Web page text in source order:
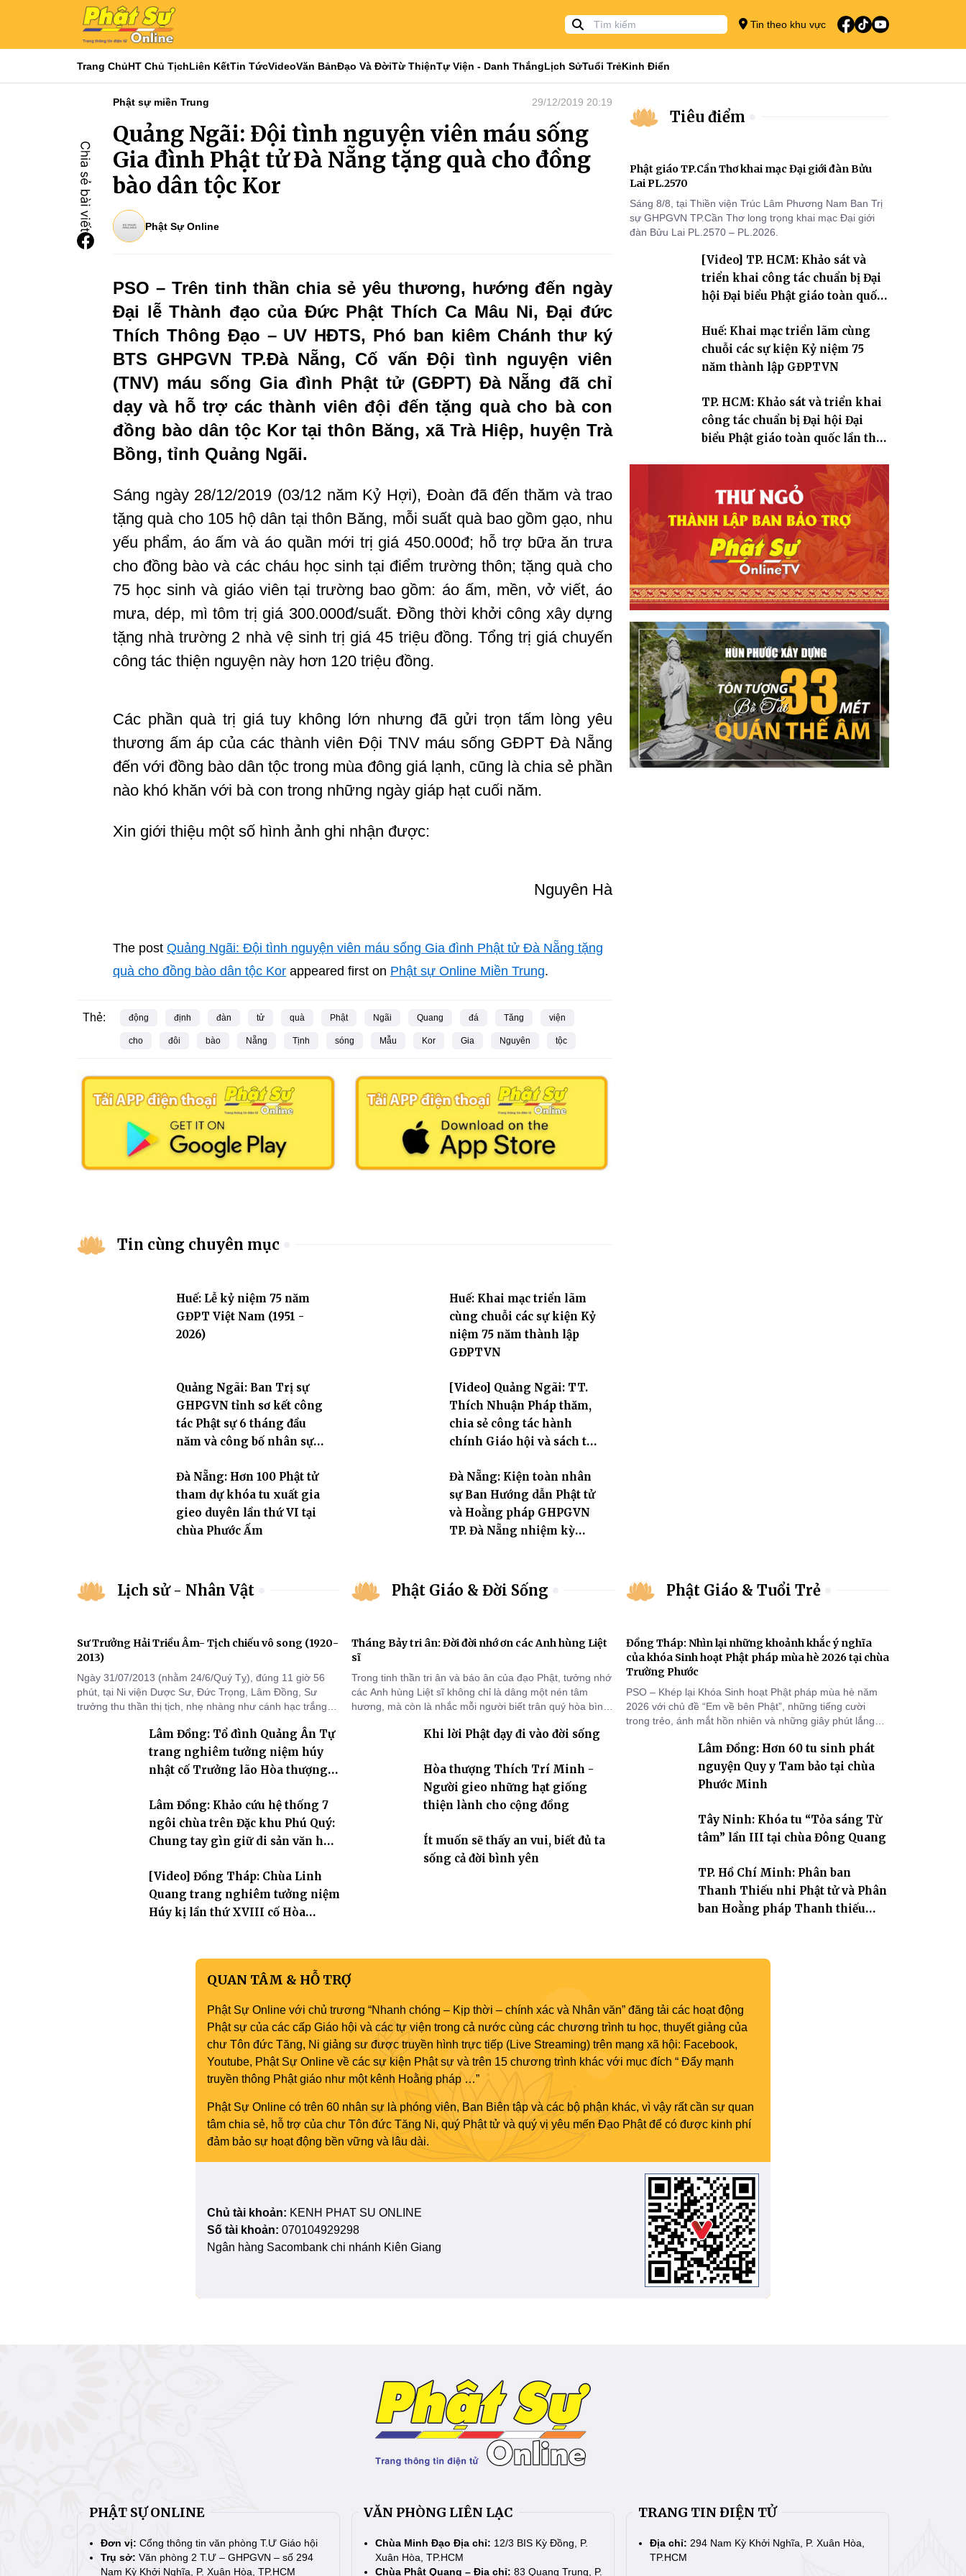
Tin theo khu vực
Trang ChủHT Chủ TịchLiên KếtTin TứcVideoVăn BảnĐạo Và ĐờiTừ ThiệnTự Viện - Danh ThắngLịch SửTuổi TrẻKinh Điển
Phật sự miền Trung 29/12/2019 20:19
Quảng Ngãi: Đội tình nguyện viên máu sống
Gia đình Phật tử Đà Nẵng tặng quà cho đồng
bào dân tộc Kor
Phật Sự Online
PSO – Trên tinh thần chia sẻ yêu thương, hướng đến ngày
Đại lễ Thành đạo của Đức Phật Thích Ca Mâu Ni, Đại đức
Thích Thông Đạo – UV HĐTS, Phó ban kiêm Chánh thư ký
BTS GHPGVN TP.Đà Nẵng, Cố vấn Đội tình nguyện viên
(TNV) máu sống Gia đình Phật tử (GĐPT) Đà Nẵng đã chỉ
dạy và hỗ trợ các thành viên đội đến tặng quà cho bà con
đồng bào dân tộc Kor tại thôn Băng, xã Trà Hiệp, huyện Trà
Bồng, tỉnh Quảng Ngãi.
Sáng ngày 28/12/2019 (03/12 năm Kỷ Hợi), Đoàn đã đến thăm và trao
tặng quà cho 105 hộ dân tại thôn Băng, mỗi suất quà bao gồm gạo, nhu
yếu phẩm, áo ấm và áo quần mới trị giá 450.000đ; hỗ trợ bữa ăn trưa
cho đồng bào và các cháu học sinh tại điểm trường thôn; tặng quà cho
75 học sinh và giáo viên tại trường bao gồm: áo ấm, mền, vở viết, áo
mưa, dép, mì tôm trị giá 300.000đ/suất. Đồng thời khởi công xây dựng
tặng nhà trường 2 nhà vệ sinh trị giá 45 triệu đồng. Tổng trị giá chuyến
công tác thiện nguyện này hơn 120 triệu đồng.
Các phần quà trị giá tuy không lớn nhưng đã gửi trọn tấm lòng yêu
thương ấm áp của các thành viên Đội TNV máu sống GĐPT Đà Nẵng
đến với đồng bào dân tộc trong mùa đông giá lạnh, cũng là chia sẻ phần
nào khó khăn với bà con trong những ngày giáp hạt cuối năm.
Xin giới thiệu một số hình ảnh ghi nhận được:
Nguyên Hà
The post Quảng Ngãi: Đội tình nguyện viên máu sống Gia đình Phật tử Đà Nẵng tặng
quà cho đồng bào dân tộc Kor appeared first on Phật sự Online Miền Trung.
Thẻ: động định đàn tử quà Phật Ngãi Quang đá Tăng viện
cho đôi bào Nẵng Tịnh sóng Mẫu Kor Gia Nguyên tộc
Tin cùng chuyên mục
Huế: Lễ kỷ niệm 75 năm
GĐPT Việt Nam (1951 -
2026)
Huế: Khai mạc triển lãm
cùng chuỗi các sự kiện Kỷ
niệm 75 năm thành lập
GĐPTVN
Quảng Ngãi: Ban Trị sự
GHPGVN tỉnh sơ kết công
tác Phật sự 6 tháng đầu
năm và công bố nhân sự
[Video] Quảng Ngãi: TT.
Thích Nhuận Pháp thăm,
chia sẻ công tác hành
chính Giáo hội và sách tấn
Đà Nẵng: Hơn 100 Phật tử
tham dự khóa tu xuất gia
gieo duyên lần thứ VI tại
chùa Phước Ấm
Đà Nẵng: Kiện toàn nhân
sự Ban Hướng dẫn Phật tử
và Hoằng pháp GHPGVN
TP. Đà Nẵng nhiệm kỳ
Tiêu điểm
Phật giáo TP.Cần Thơ khai mạc Đại giới đàn Bửu
Lai PL.2570
Sáng 8/8, tại Thiền viện Trúc Lâm Phương Nam Ban Trị
sự GHPGVN TP.Cần Thơ long trọng khai mạc Đại giới
đàn Bửu Lai PL.2570 – PL.2026.
[Video] TP. HCM: Khảo sát và
triển khai công tác chuẩn bị Đại
hội Đại biểu Phật giáo toàn quốc
Huế: Khai mạc triển lãm cùng
chuỗi các sự kiện Kỷ niệm 75
năm thành lập GĐPTVN
TP. HCM: Khảo sát và triển khai
công tác chuẩn bị Đại hội Đại
biểu Phật giáo toàn quốc lần thứ
Lịch sử - Nhân Vật
Sư Trưởng Hải Triều Âm- Tịch chiếu vô song (1920-
2013)
Ngày 31/07/2013 (nhằm 24/6/Quý Tỵ), đúng 11 giờ 56
phút, tại Ni viện Dược Sư, Đức Trọng, Lâm Đồng, Sư
trưởng thu thần thị tịch, nhẹ nhàng như cánh hạc trắng
Lâm Đồng: Tổ đình Quảng Ân Tự
trang nghiêm tưởng niệm húy
nhật cố Trưởng lão Hòa thượng
Lâm Đồng: Khảo cứu hệ thống 7
ngôi chùa trên Đặc khu Phú Quý:
Chung tay gìn giữ di sản văn hóa
[Video] Đồng Tháp: Chùa Linh
Quang trang nghiêm tưởng niệm
Húy kị lần thứ XVIII cố Hòa
Phật Giáo & Đời Sống
Tháng Bảy tri ân: Đời đời nhớ ơn các Anh hùng Liệt
sĩ
Trong tinh thần tri ân và báo ân của đạo Phật, tưởng nhớ
các Anh hùng Liệt sĩ không chỉ là dâng một nén tâm
hương, mà còn là nhắc mỗi người biết trân quý hòa bình,
Khi lời Phật dạy đi vào đời sống
Hòa thượng Thích Trí Minh -
Người gieo những hạt giống
thiện lành cho cộng đồng
Ít muốn sẽ thấy an vui, biết đủ ta
sống cả đời bình yên
Phật Giáo & Tuổi Trẻ
Đồng Tháp: Nhìn lại những khoảnh khắc ý nghĩa
của khóa Sinh hoạt Phật pháp mùa hè 2026 tại chùa
Trường Phước
PSO – Khép lại Khóa Sinh hoạt Phật pháp mùa hè năm
2026 với chủ đề “Em về bên Phật”, những tiếng cười
trong trẻo, ánh mắt hồn nhiên và những giây phút lắng
Trường Phước (xã Tân Hương, tỉnh Đồng Tháp). Những
tuần tu học ngắn ngủi nhưng đã trở thành hành trang quý
báu, gieo những hạt giống thiện l
Lâm Đồng: Hơn 60 tu sinh phát
nguyện Quy y Tam bảo tại chùa
Phước Minh
Tây Ninh: Khóa tu “Tỏa sáng Từ
tâm” lần III tại chùa Đông Quang
TP. Hồ Chí Minh: Phân ban
Thanh Thiếu nhi Phật tử và Phân
ban Hoằng pháp Thanh thiếu
QUAN TÂM & HỖ TRỢ
Phật Sự Online với chủ trương “Nhanh chóng – Kịp thời – chính xác và Nhân văn” đăng tải các hoạt động
Phật sự của các cấp Giáo hội và các tự viện trong cả nước cùng các chương trình tu học, thuyết giảng của
chư Tôn đức Tăng, Ni giảng sư được truyền hình trực tiếp (Live Streaming) trên mạng xã hội: Facebook,
Youtube, Phật Sự Online về các sự kiện Phật sự và trên 15 chương trình khác với mục đích “ Đẩy mạnh
truyền thông Phật giáo như một kênh Hoằng pháp …”
Phật Sự Online có trên 60 nhân sự là phóng viên, Ban Biên tập và các bộ phận khác, vì vậy rất cần sự quan
tâm chia sẻ, hỗ trợ của chư Tôn đức Tăng Ni, quý Phật tử và quý vị yêu mến Đạo Phật để có được kinh phí
đảm bảo sự hoạt động bền vững và lâu dài.
Chủ tài khoản: KENH PHAT SU ONLINE
Số tài khoản: 070104929298
Ngân hàng Sacombank chi nhánh Kiên Giang
PHẬT SỰ ONLINE
Đơn vị: Cổng thông tin văn phòng T.Ư Giáo hội
Trụ sở: Văn phòng 2 T.Ư – GHPGVN – số 294
Nam Kỳ Khởi Nghĩa, P. Xuân Hòa, TP.HCM
VĂN PHÒNG LIÊN LẠC
Chùa Minh Đạo Địa chỉ: 12/3 BIS Kỳ Đồng, P.
Xuân Hòa, TP.HCM
Chùa Phật Quang – Địa chỉ: 83 Quang Trung, P.
TRANG TIN ĐIỆN TỬ
Địa chỉ: 294 Nam Kỳ Khởi Nghĩa, P. Xuân Hòa,
TP.HCM